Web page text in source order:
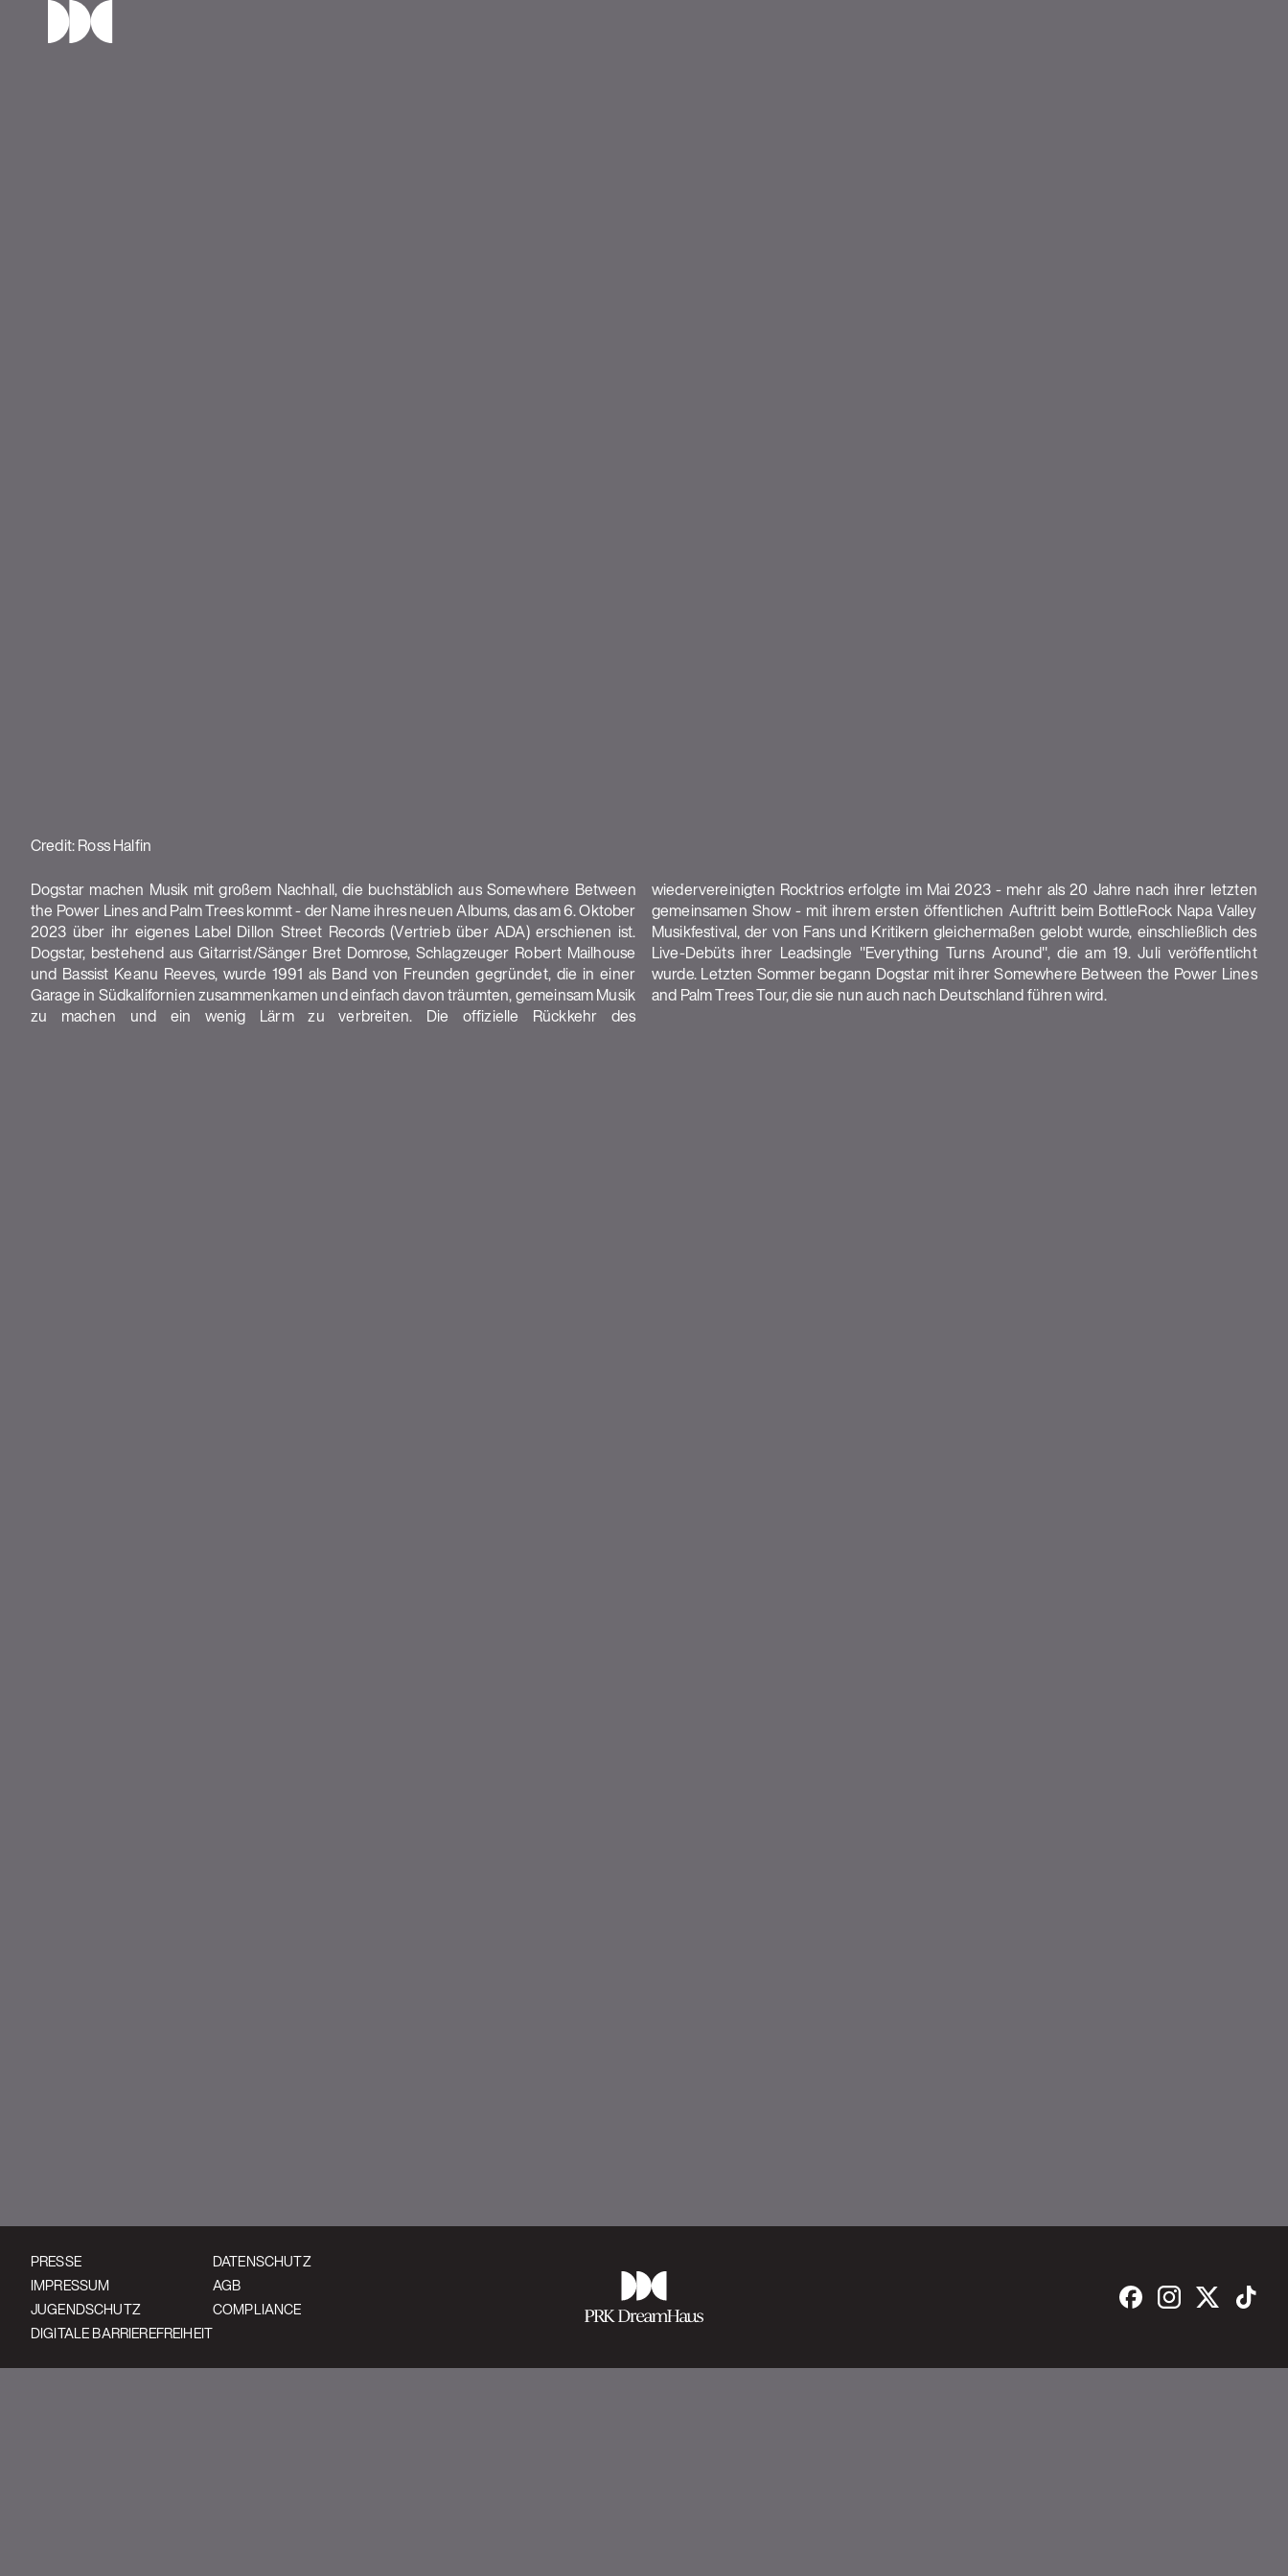
Credit: Ross Halfin
Dogstar machen Musik mit großem Nachhall, die buchstäblich aus Somewhere Between
the Power Lines and Palm Trees kommt - der Name ihres neuen Albums, das am 6. Oktober
2023 über ihr eigenes Label Dillon Street Records (Vertrieb über ADA) erschienen ist.
Dogstar, bestehend aus Gitarrist/Sänger Bret Domrose, Schlagzeuger Robert Mailhouse
und Bassist Keanu Reeves, wurde 1991 als Band von Freunden gegründet, die in einer
Garage in Südkalifornien zusammenkamen und einfach davon träumten, gemeinsam Musik
zu machen und ein wenig Lärm zu verbreiten. Die offizielle Rückkehr des
wiedervereinigten Rocktrios erfolgte im Mai 2023 - mehr als 20 Jahre nach ihrer letzten
gemeinsamen Show - mit ihrem ersten öffentlichen Auftritt beim BottleRock Napa Valley
Musikfestival, der von Fans und Kritikern gleichermaßen gelobt wurde, einschließlich des
Live-Debüts ihrer Leadsingle "Everything Turns Around", die am 19. Juli veröffentlicht
wurde. Letzten Sommer begann Dogstar mit ihrer Somewhere Between the Power Lines
and Palm Trees Tour, die sie nun auch nach Deutschland führen wird.
PRESSE
IMPRESSUM
JUGENDSCHUTZ
DIGITALE BARRIEREFREIHEIT
DATENSCHUTZ
AGB
COMPLIANCE